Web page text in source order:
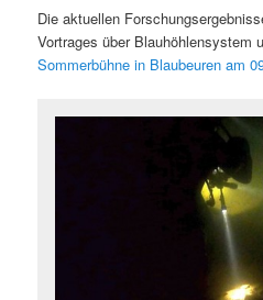
Die aktuellen
Vortrages über Blauhöhlensystem
Sommerbühne in Blaubeuren am